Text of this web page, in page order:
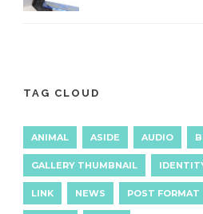
TAG CLOUD
ANIMAL ASIDE AUDIO
GALLERY THUMBNAIL
LINK NEWS POST FORMAT